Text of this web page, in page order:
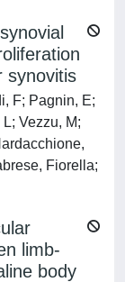
synovitis
F; Pagnin, E;
Vezzu, M;
Fiorella;
limb-
body